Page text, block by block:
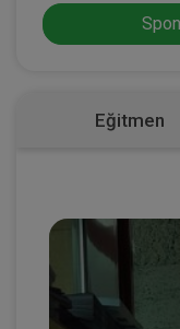
Eğitmen